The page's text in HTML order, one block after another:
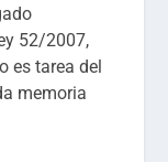
52/2007,
es tarea del
memoria